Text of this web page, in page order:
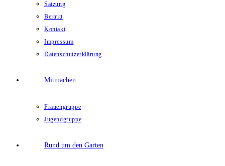
Satzung
Beitritt
Kontakt
Impressum
Datenschutzerklärung
Mitmachen
Frauengruppe
Jugendgruppe
Rund um den Garten